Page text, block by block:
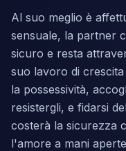
Al suo meglio è
sensuale, la partner
sicuro e resta
suo lavoro di
la possessività,
resistergli, e fidarsi
costerà la sicurezza
l'amore a mani